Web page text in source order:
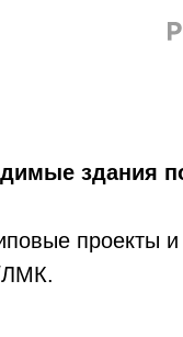
здания
проекты
ЛМК.